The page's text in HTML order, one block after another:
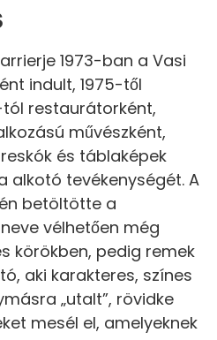
1973-ban a Vasi
indult, 1975-től
tól restaurátorként,
művészként,
és táblaképek
alkotó tevékenységét. A
betöltötte a
vélhetően még
körökben, pedig remek
aki karakteres, színes
„utalt”, rövidke
mesél el, amelyeknek